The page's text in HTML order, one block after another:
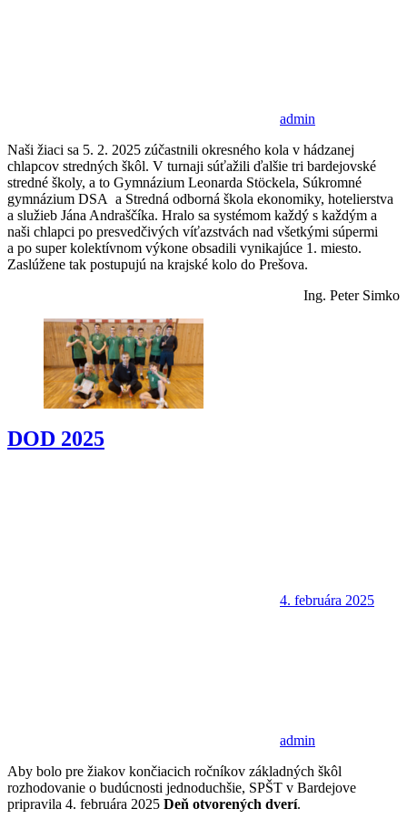
admin
Naši žiaci sa 5. 2. 2025 zúčastnili okresného kola v hádzanej
chlapcov stredných škôl. V turnaji súťažili ďalšie tri bardejovské
stredné školy, a to Gymnázium Leonarda Stöckela, Súkromné
gymnázium DSA a Stredná odborná škola ekonomiky, hotelierstva
a služieb Jána Andraščíka. Hralo sa systémom každý s každým a
naši chlapci po presvedčivých víťazstvách nad všetkými súpermi
a po super kolektívnom výkone obsadili vynikajúce 1. miesto.
Zaslúžene tak postupujú na krajské kolo do Prešova.
Ing. Peter Simko
DOD 2025
4. februára 2025
admin
Aby bolo pre žiakov končiacich ročníkov základných škôl
rozhodovanie o budúcnosti jednoduchšie, SPŠT v Bardejove
pripravila 4. februára 2025 Deň otvorených dverí.